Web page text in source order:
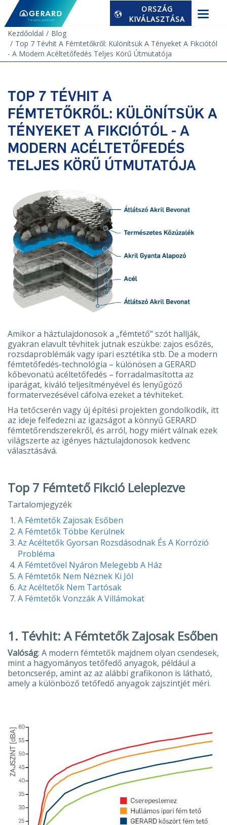
ORSZÁG
KIVÁLASZTÁSA
Kezdőoldal
Blog
Top 7 Tévhit A Fémtetőkről: Különítsük A Tényeket A Fikciótól
- A Modern Acéltetőfedés Teljes Körű Útmutatója
TOP 7 TÉVHIT A
FÉMTETŐKRŐL: KÜLÖNÍTSÜK A
TÉNYEKET A FIKCIÓTÓL - A
MODERN ACÉLTETŐFEDÉS
TELJES KÖRŰ ÚTMUTATÓJA
Amikor a háztulajdonosok a „fémtető” szót hallják,
gyakran elavult tévhitek jutnak eszükbe: zajos esőzés,
rozsdaproblémák vagy ipari esztétika stb. De a modern
fémtetőfedés-technológia – különösen a GERARD
kőbevonatú acéltetőfedés – forradalmasította az
iparágat, kiváló teljesítményével és lenyűgöző
formatervezésével cáfolva ezeket a tévhiteket.
Ha tetőcserén vagy új építési projekten gondolkodik, itt
az ideje felfedezni az igazságot a könnyű GERARD
fémtetőrendszerekről, és arról, hogy miért válnak ezek
világszerte az igényes háztulajdonosok kedvenc
választásává.
Top 7 Fémtető Fikció Leleplezve
Tartalomjegyzék
A Fémtetők Zajosak Esőben
A Fémtetők Többe Kerülnek
Az Acéltetők Gyorsan Rozsdásodnak És A Korrózió
Probléma
A Fémtetővel Nyáron Melegebb A Ház
A Fémtetők Nem Néznek Ki Jól
Az Acéltetők Nem Tartósak
A Fémtetők Vonzzák A Villámokat
1. Tévhit: A Fémtetők Zajosak Esőben
Valóság: A modern fémtetők majdnem olyan csendesek,
mint a hagyományos tetőfedő anyagok, például a
betoncserép, amint az az alábbi grafikonon is látható,
amely a különböző tetőfedő anyagok zajszintjét méri.